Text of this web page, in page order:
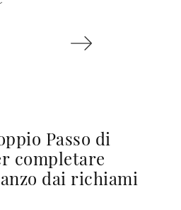
Passo di
completare
dai richiami